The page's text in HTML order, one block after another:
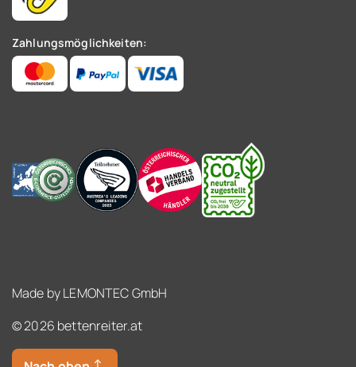
Zahlungsmöglichkeiten:
Made byLEMONTEC GmbH
© 2026 bettenreiter.at